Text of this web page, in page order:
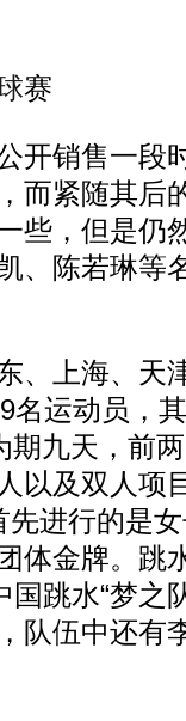
赛
销售一段
而紧随其后
些，但是仍
、陈若琳等
上海、天
名运动员，
九天，前
以及双人项
先进行的是
体金牌。跳
国跳水“梦之
队伍中还有